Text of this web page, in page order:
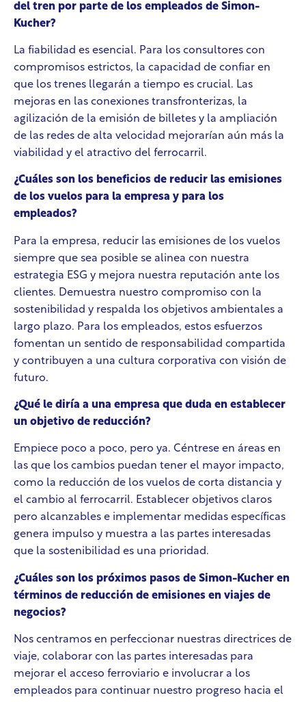
del tren por parte de los empleados de Simon-
Kucher?
La fiabilidad es esencial. Para los consultores con
compromisos estrictos, la capacidad de confiar en
que los trenes llegarán a tiempo es crucial. Las
mejoras en las conexiones transfronterizas, la
agilización de la emisión de billetes y la ampliación
de las redes de alta velocidad mejorarían aún más la
viabilidad y el atractivo del ferrocarril.
¿Cuáles son los beneficios de reducir las emisiones
de los vuelos para la empresa y para los
empleados?
Para la empresa, reducir las emisiones de los vuelos
siempre que sea posible se alinea con nuestra
estrategia ESG y mejora nuestra reputación ante los
clientes. Demuestra nuestro compromiso con la
sostenibilidad y respalda los objetivos ambientales a
largo plazo. Para los empleados, estos esfuerzos
fomentan un sentido de responsabilidad compartida
y contribuyen a una cultura corporativa con visión de
futuro.
¿Qué le diría a una empresa que duda en establecer
un objetivo de reducción?
Empiece poco a poco, pero ya. Céntrese en áreas en
las que los cambios puedan tener el mayor impacto,
como la reducción de los vuelos de corta distancia y
el cambio al ferrocarril. Establecer objetivos claros
pero alcanzables e implementar medidas específicas
genera impulso y muestra a las partes interesadas
que la sostenibilidad es una prioridad.
¿Cuáles son los próximos pasos de Simon-Kucher en
términos de reducción de emisiones en viajes de
negocios?
Nos centramos en perfeccionar nuestras directrices de
viaje, colaborar con las partes interesadas para
mejorar el acceso ferroviario e involucrar a los
empleados para continuar nuestro progreso hacia el